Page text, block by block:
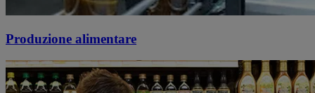
Produzione alimentare